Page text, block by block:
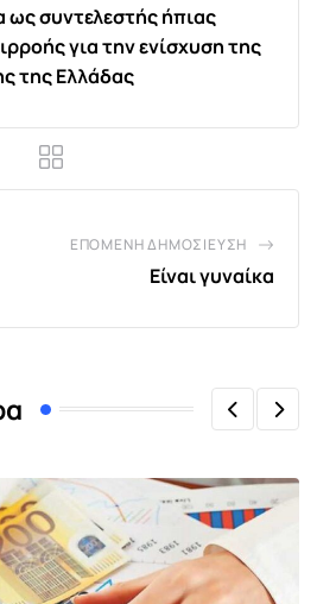
ως συντελεστής ήπιας
για την ενίσχυση της
της Ελλάδας
ΕΠΌΜΕΝΗ ΔΗΜΟΣΊΕΥΣΗ
Είναι γυναίκα